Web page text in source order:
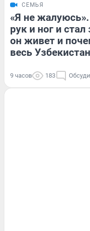
СЕМЬЯ
«Я не
рук и ног и
он живет и
весь Узбекистан
9 часов 183